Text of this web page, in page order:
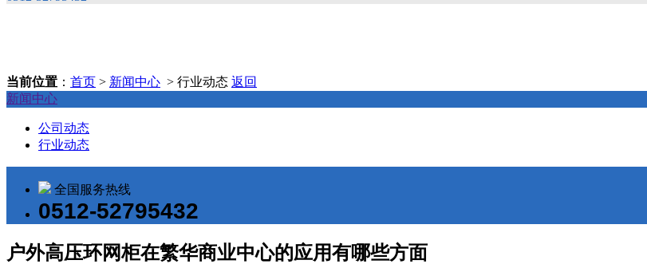
当前位置 ： 首页 > 新闻中心 > 行业动态 返回
新闻中心
公司动态
行业动态
全国服务热线
0512-52795432
户外高压环网柜在繁华商业中心的应用有哪些方面